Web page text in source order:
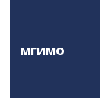
МГИМО